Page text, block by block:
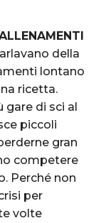
della
lontano
ricetta.
di sci al
piccoli
gran
competere
Perché non
per
volte